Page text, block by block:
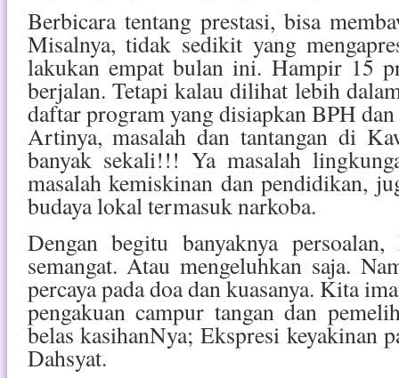
Berbicara tentang prestasi, bisa
Misalnya, tidak sedikit yang
lakukan empat bulan ini. Hampir 15
berjalan. Tetapi kalau dilihat lebih
daftar program yang disiapkan BPH
Artinya, masalah dan tantangan di
banyak sekali!!! Ya masalah
masalah kemiskinan dan pendidikan,
budaya lokal termasuk narkoba.
Dengan begitu banyaknya
semangat. Atau mengeluhkan saja.
percaya pada doa dan kuasanya. Kita
pengakuan campur tangan dan
belas kasihanNya; Ekspresi keyakinan
Dahsyat.